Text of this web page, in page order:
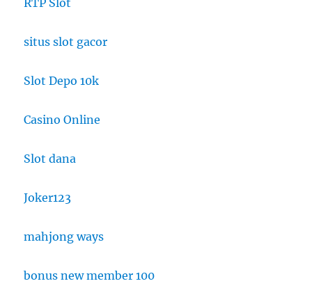
situs slot gacor
Slot Depo 10k
Casino Online
Slot dana
Joker123
mahjong ways
bonus new member 100